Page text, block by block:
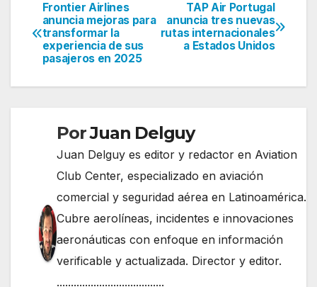
Navegación
de
entradas
TAP Air Portugal
anuncia tres nuevas
rutas internacionales
a Estados Unidos
Frontier Airlines
anuncia mejoras para
transformar la
experiencia de sus
pasajeros en 2025
PorJuan Delguy
Juan Delguy es editor y redactor en Aviation
Club Center, especializado en aviación
comercial y seguridad aérea en Latinoamérica.
Cubre aerolíneas, incidentes e innovaciones
aeronáuticas con enfoque en información
verificable y actualizada. Director y editor.
......................................